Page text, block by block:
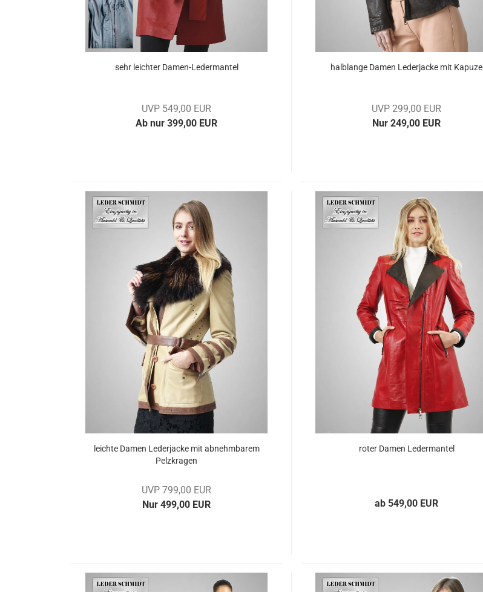
sehr leich­ter Damen-​​Le­der­man­tel
UVP 549,00 EUR
Ab nur 399,00 EUR
halb­lan­ge Damen Le­der­ja­cke mit Ka­pu­ze
UVP 299,00 EUR
Nur 249,00 EUR
leich­te Damen Le­der­ja­cke mit ab­nehm­ba­rem
Pelz­kra­gen
UVP 799,00 EUR
Nur 499,00 EUR
roter Damen Le­der­man­tel
ab 549,00 EUR